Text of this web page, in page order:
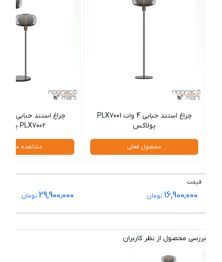
چراغ استند حبابی 4 وات PLX7001
پولاکس
محصول فعلی
PLX7002 پولاکس
مشاهده
قیمت
16,900,000 تومان 29,900,000 تومان
بررسی محصول از نظر کاربران